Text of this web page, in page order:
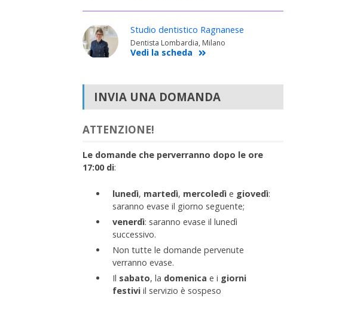
Studio dentistico Ragnanese
Dentista Lombardia, Milano
Vedi la scheda
INVIA UNA DOMANDA
ATTENZIONE!
Le domande che perverranno dopo le ore
17:00 di:
lunedì, martedì, mercoledì e giovedì:
saranno evase il giorno seguente;
venerdì: saranno evase il lunedì
successivo.
Non tutte le domande pervenute
verranno evase.
Il sabato, la domenica e i giorni
festiviil servizio è sospeso